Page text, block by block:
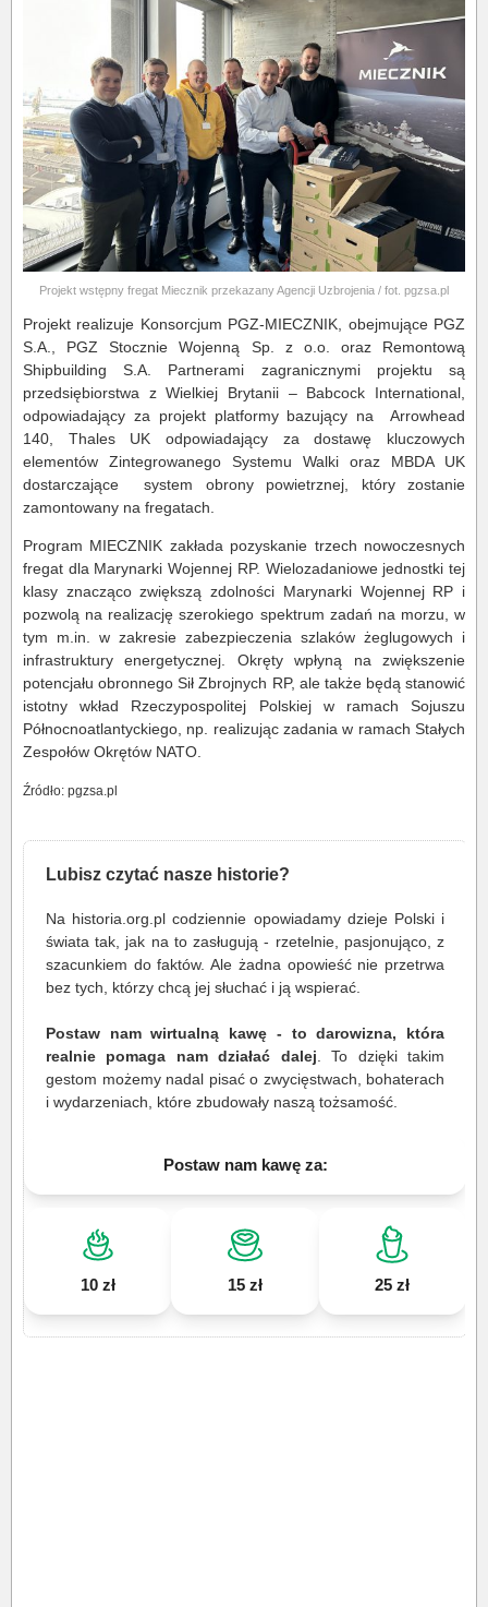
Projekt wstępny fregat Miecznik przekazany Agencji Uzbrojenia / fot. pgzsa.pl
Projekt realizuje Konsorcjum PGZ-MIECZNIK, obejmujące PGZ
S.A., PGZ Stocznie Wojenną Sp. z o.o. oraz Remontową
Shipbuilding S.A. Partnerami zagranicznymi projektu są
przedsiębiorstwa z Wielkiej Brytanii – Babcock International,
odpowiadający za projekt platformy bazujący na
Arrowhead
140, Thales UK odpowiadający za dostawę kluczowych
elementów Zintegrowanego Systemu Walki oraz MBDA UK
dostarczające
system obrony powietrznej, który zostanie
zamontowany na fregatach.
Program MIECZNIK zakłada pozyskanie trzech nowoczesnych
fregat dla Marynarki Wojennej RP. Wielozadaniowe jednostki tej
klasy znacząco zwiększą zdolności Marynarki Wojennej RP i
pozwolą na realizację szerokiego spektrum zadań na morzu, w
tym m.in. w zakresie zabezpieczenia szlaków żeglugowych i
infrastruktury energetycznej. Okręty wpłyną na zwiększenie
potencjału obronnego Sił Zbrojnych RP, ale także będą stanowić
istotny wkład Rzeczypospolitej Polskiej w ramach Sojuszu
Północnoatlantyckiego, np. realizując zadania w ramach Stałych
Zespołów Okrętów NATO.
Źródło: pgzsa.pl
Lubisz czytać nasze historie?
Na historia.org.pl codziennie opowiadamy dzieje Polski i
świata tak, jak na to zasługują - rzetelnie, pasjonująco, z
szacunkiem do faktów. Ale żadna opowieść nie przetrwa
bez tych, którzy chcą jej słuchać i ją wspierać.
Postaw nam wirtualną kawę - to darowizna, która
realnie pomaga nam działać dalej . To dzięki takim
gestom możemy nadal pisać o zwycięstwach, bohaterach
i wydarzeniach, które zbudowały naszą tożsamość.
Postaw nam kawę za:
10 zł 15 zł 25 zł